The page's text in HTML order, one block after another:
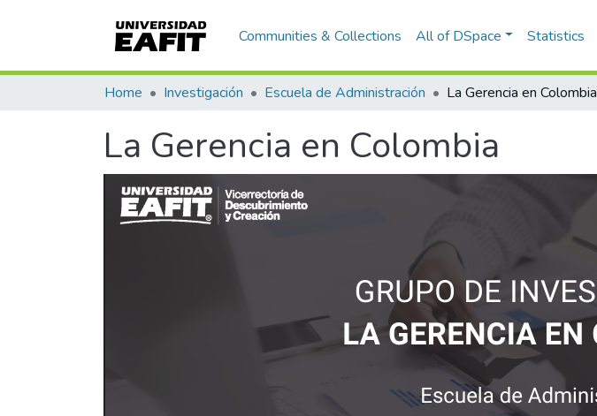
Communities & Collections All of DSpace Statistics
Home Investigación Escuela de Administración La Gerencia en Colombia
La Gerencia en Colombia